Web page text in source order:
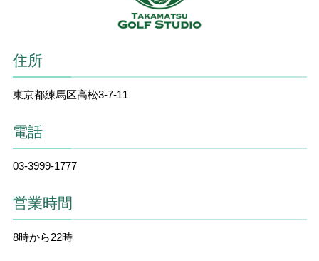
住所
東京都練馬区高松3-7-11
電話
03-3999-1777
営業時間
8時から22時